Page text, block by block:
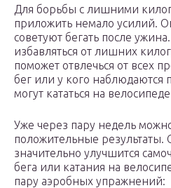
Для борьбы с лишними
приложить немало усилий.
советуют бегать после
избавляться от лишних
поможет отвлечься от всех
бег или у кого наблюдаются
могут кататься на
Уже через пару недель
положительные результаты.
значительно улучшится
бега или катания на
пару аэробных упражнений: